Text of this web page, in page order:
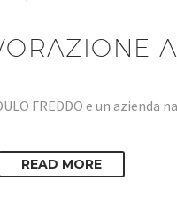
FREDDO e un
READ MORE